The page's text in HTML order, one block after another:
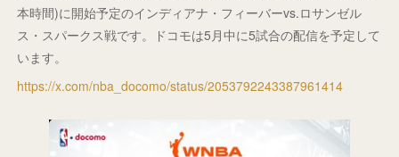
本時間)に開始予定のインディアナ・フィーバーvs.ロサンゼル
ス・スパークス戦です。ドコモは5月中に5試合の配信を予定して
います。
https://x.com/nba_docomo/status/2053792243387961414